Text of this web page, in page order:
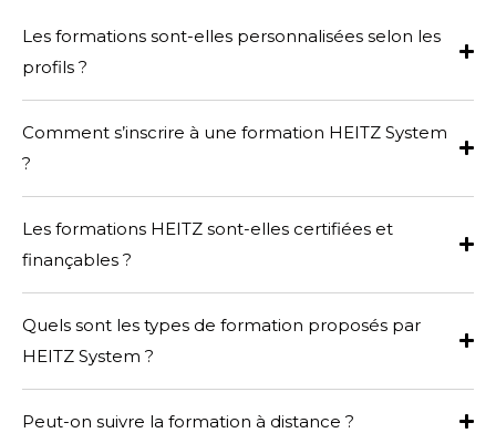
Les formations sont-elles personnalisées selon les
profils ?
Comment s’inscrire à une formation HEITZ System
?
Les formations HEITZ sont-elles certifiées et
finançables ?
Quels sont les types de formation proposés par
HEITZ System ?
Peut-on suivre la formation à distance ?